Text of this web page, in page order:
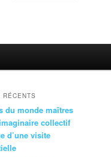
RÉCENTS
du monde maîtres
collectif
d’une visite